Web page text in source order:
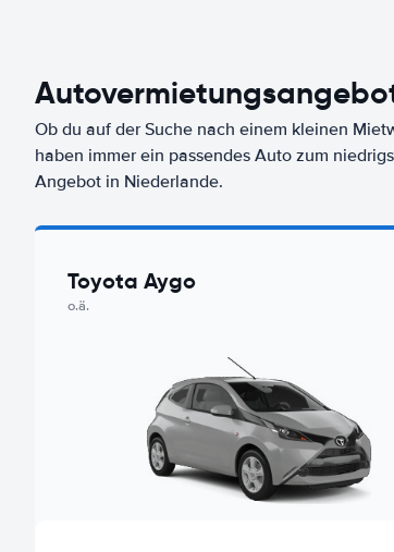
Ob du auf der Suche nach einem kleinen
haben immer ein passendes Auto zum
Angebot in Niederlande.
Toyota Aygo
o.ä.